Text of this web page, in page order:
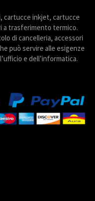
cartucce inkjet, cartucce
a trasferimento termico.
di cancelleria, accessori
può servire alle esigenze
e dell’informatica.